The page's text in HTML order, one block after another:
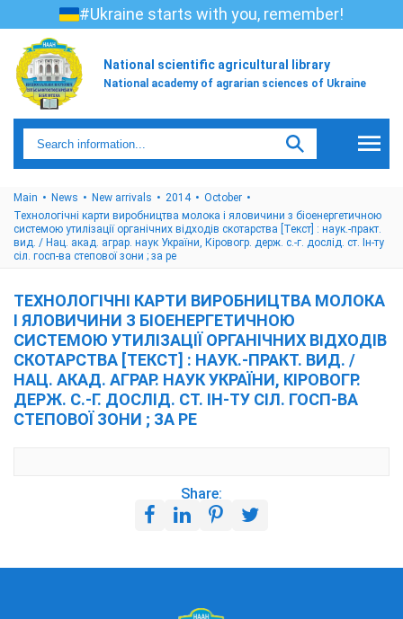
#Ukraine starts with you, remember!
National scientific agricultural library
National academy of agrarian sciences of Ukraine
Main News New arrivals 2014
October
Технологічні карти виробництва молока і яловичини з біоенергетичною
системою утилізації органічних відходів скотарства [Текст] : наук.-практ.
вид. / Нац. акад. аграр. наук України, Кіровогр. держ. с.-г. дослід. ст. Ін-ту
сіл. госп-ва степової зони ; за ре
ТЕХНОЛОГІЧНІ КАРТИ ВИРОБНИЦТВА МОЛОКА
І ЯЛОВИЧИНИ З БІОЕНЕРГЕТИЧНОЮ
СИСТЕМОЮ УТИЛІЗАЦІЇ ОРГАНІЧНИХ ВІДХОДІВ
СКОТАРСТВА [ТЕКСТ] : НАУК.-ПРАКТ. ВИД. /
НАЦ. АКАД. АГРАР. НАУК УКРАЇНИ, КІРОВОГР.
ДЕРЖ. С.-Г. ДОСЛІД. СТ. ІН-ТУ СІЛ. ГОСП-ВА
СТЕПОВОЇ ЗОНИ ; ЗА РЕ
Share: